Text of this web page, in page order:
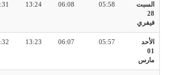
السبت
28
فيفري
05:58
06:08
13:24
الأحد
01
مارس
05:57
06:07
13:23